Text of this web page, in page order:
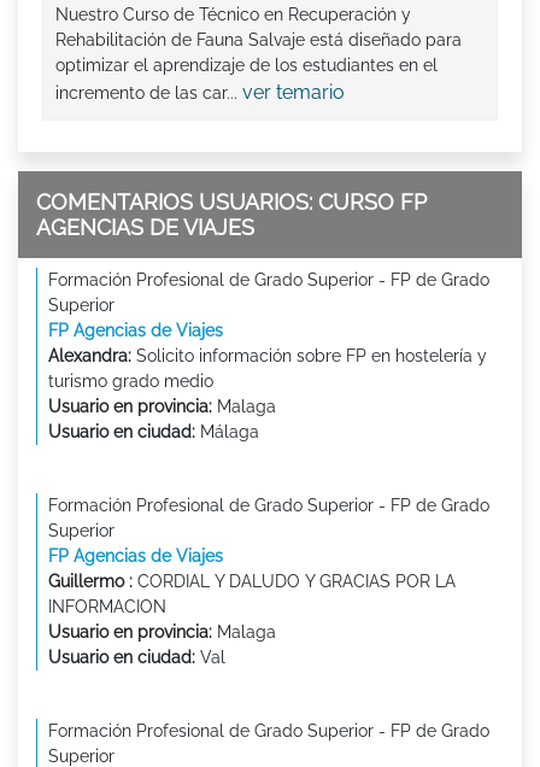
Nuestro Curso de Técnico en Recuperación y
Rehabilitación de Fauna Salvaje está diseñado para
optimizar el aprendizaje de los estudiantes en el
incremento de las car... ver temario
COMENTARIOS USUARIOS: CURSO FP
AGENCIAS DE VIAJES
Formación Profesional de Grado Superior - FP de Grado
Superior
FP Agencias de Viajes
Alexandra: Solicito información sobre FP en hostelería y
turismo grado medio
Usuario en provincia: Malaga
Usuario en ciudad: Málaga
Formación Profesional de Grado Superior - FP de Grado
Superior
FP Agencias de Viajes
Guillermo : CORDIAL Y DALUDO Y GRACIAS POR LA
INFORMACION
Usuario en provincia: Malaga
Usuario en ciudad: Val
Formación Profesional de Grado Superior - FP de Grado
Superior